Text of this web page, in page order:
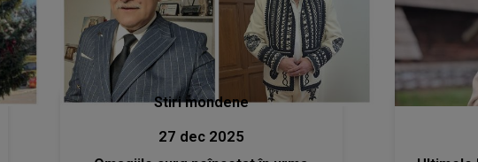
Stiri mondene
27 dec 2025